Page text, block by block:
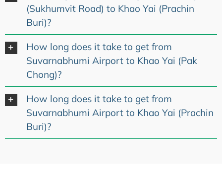
(Sukhumvit Road) to Khao Yai (Prachin
Buri)?
How long does it take to get from
Suvarnabhumi Airport to Khao Yai (Pak
Chong)?
How long does it take to get from
Suvarnabhumi Airport to Khao Yai (Prachin
Buri)?